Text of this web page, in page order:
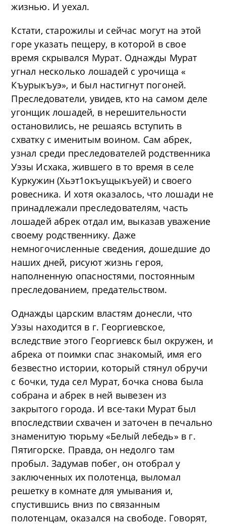
жизнью. И уехал.
Кстати, старожилы и сейчас могут на этой
горе указать пещеру, в которой в свое
время скрывался Мурат. Однажды Мурат
угнал несколько лошадей с урочища «
Къурыкъуэ», и был настигнут погоней.
Преследователи, увидев, кто на самом деле
угонщик лошадей, в нерешительности
остановились, не решаясь вступить в
схватку с именитым воином. Сам абрек,
узнал среди преследователей родственника
Уэзы Исхака, жившего в то время в селе
Куркужин (Хьэт1окъущыкъуей) и своего
ровесника. И хотя оказалось, что лошади не
принадлежали преследователям, часть
лошадей абрек отдал им, выказав уважение
своему родственнику. Даже
немногочисленные сведения, дошедшие до
наших дней, рисуют жизнь героя,
наполненную опасностями, постоянным
преследованием, предательством.
Однажды царским властям донесли, что
Уэзы находится в г. Георгиевское,
вследствие этого Георгиевск был окружен, и
абрека от поимки спас знакомый, имя его
безвестно истории, который стянул обручи
с бочки, туда сел Мурат, бочка снова была
собрана и абрек в ней вывезен из
закрытого города. И все-таки Мурат был
впоследствии схвачен и заточен в печально
знаменитую тюрьму «Белый лебедь» в г.
Пятигорске. Правда, он недолго там
пробыл. Задумав побег, он отобрал у
заключенных их полотенца, выломал
решетку в комнате для умывания и,
спустившись вниз по связанным
полотенцам, оказался на свободе. Говорят,